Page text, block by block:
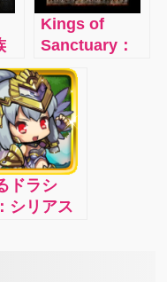
と対戦する本
格ストラテジ
ーゲーム！
、
Kings of
Sanctuary：
世界中のプレ
イヤーがサー
バーを介して
オンラインで
ゲームに参加
する日本発の
本格的戦略
MMORPG！
ドラシ
シリアス